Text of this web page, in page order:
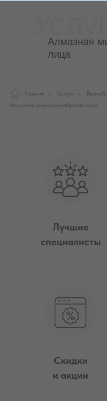
Алмазная
лица
Главная → Услуги →
Алмазная микродермабразия лица
Лучшие
специалисты
Скидки
и акции